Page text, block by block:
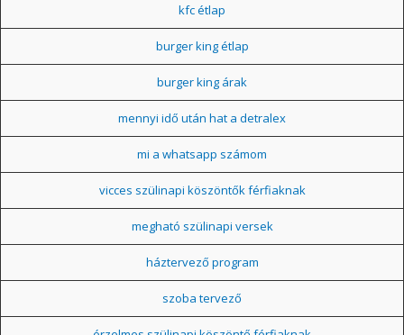
kfc étlap
burger king étlap
burger king árak
mennyi idő után hat a detralex
mi a whatsapp számom
vicces szülinapi köszöntők férfiaknak
megható szülinapi versek
háztervező program
szoba tervező